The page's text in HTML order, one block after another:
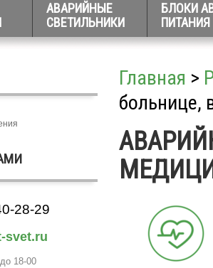
АВАРИЙНЫЕ
СВЕТИЛЬНИКИ
БЛОКИ
ПИТАНИЯ
28-29
svet.ru
18-00
Главная >
больнице,